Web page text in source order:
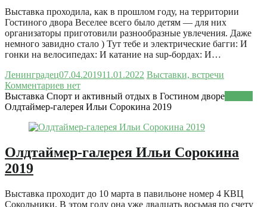
Выставка проходила, как в прошлом году, на территории
Гостиного двора Веселее всего было детям — для них
организаторы приготовили разнообразные увлечения. Даже
немного завидно стало ) Тут тебе и электрические багги: И
гонки на велосипедах: И катание на sup-бордах: И…
Ленинградец07.04.201911.01.2022 Выставки, встречи
Комментариев нет
Выставка Спорт и активный отдых в Гостином дворе
Олдтаймер-галерея Ильи Сорокина 2019
Олдтаймер-галерея Ильи Сорокина
2019
Выставка проходит до 10 марта в павильоне номер 4 КВЦ
Сокольники. В этом году она уже двадцать восьмая по счету